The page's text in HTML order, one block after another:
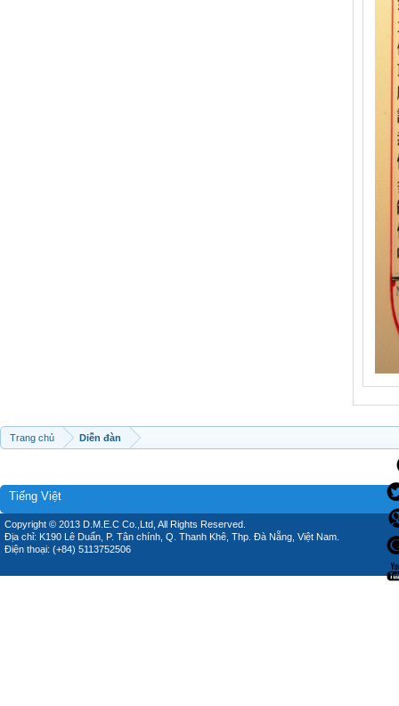
Trang chủ Diễn đàn
Tiếng Việt
Copyright © 2013 D.M.E.C Co.,Ltd, All Rights Reserved.
Địa chỉ: K190 Lê Duẩn, P. Tân chính, Q. Thanh Khê, Thp. Đà Nẵng, Việt Nam.
Điện thoại: (+84) 5113752506